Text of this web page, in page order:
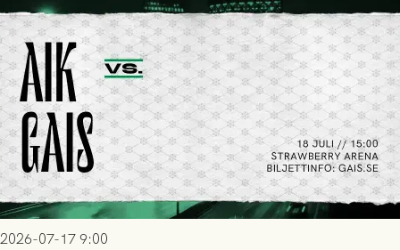
2026-07-17 9:00